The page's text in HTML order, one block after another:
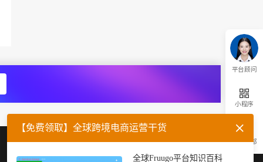
平台顾问
小程序
返回顶部
企业微信 官方公众号
【免费领取】全球跨境电商运营干货
全球Fruugo平台知识百科